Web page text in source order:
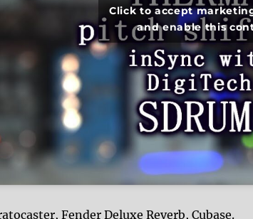
Click to accept
and enable this
Fender Deluxe Reverb, Cubase.